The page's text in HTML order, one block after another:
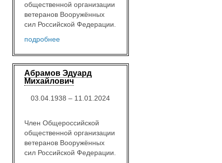
общественной организации
ветеранов Вооружённых
сил Российской Федерации.
подробнее
Абрамов Эдуард
Михайлович
03.04.1938 – 11.01.2024
Член Общероссийской
общественной организации
ветеранов Вооружённых
сил Российской Федерации.